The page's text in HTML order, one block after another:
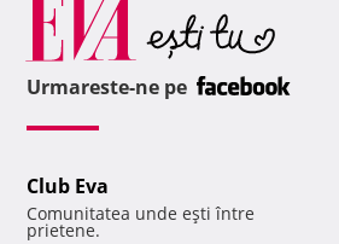
Urmareste-ne pe
Club Eva
Comunitatea unde eşti între
prietene.